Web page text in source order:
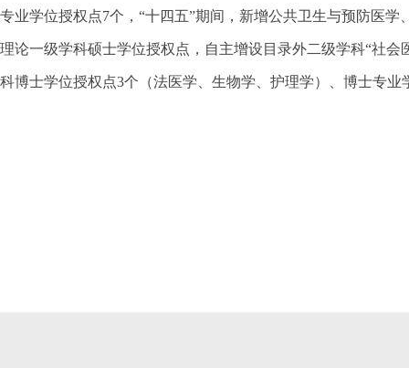
专业学位授权点7个，“十四五”期间，新增公共卫生与预防医
理论一级学科硕士学位授权点，自主增设目录外二级学科“社
科博士学位授权点3个（法医学、生物学、护理学）、博士专